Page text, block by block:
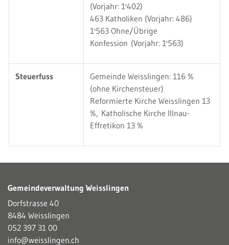
(Vorjahr: 1'402)
463 Katholiken (Vorjahr: 486)
1'563 Ohne/Übrige
Konfession (Vorjahr: 1'563)
Steuerfuss
Gemeinde Weisslingen: 116 %
(ohne Kirchensteuer)
Reformierte Kirche Weisslingen 13
%, Katholische Kirche Illnau-
Effretikon 13 %
Gemeindeverwaltung Weisslingen
Dorfstrasse 40
8484 Weisslingen
052 397 31 00
info@weisslingen.ch